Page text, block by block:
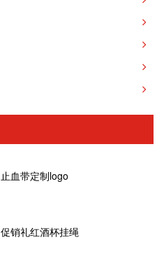
止血带定制logo
促销礼红酒杯挂绳